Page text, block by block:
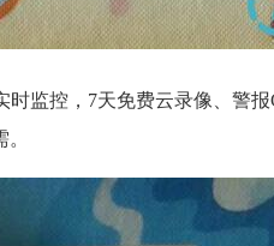
监控，7天免费云录像、警